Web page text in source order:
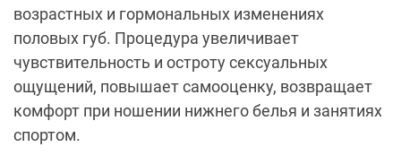
возрастных и гормональных изменениях
половых губ. Процедура увеличивает
чувствительность и остроту сексуальных
ощущений, повышает самооценку, возвращает
комфорт при ношении нижнего белья и занятиях
спортом.